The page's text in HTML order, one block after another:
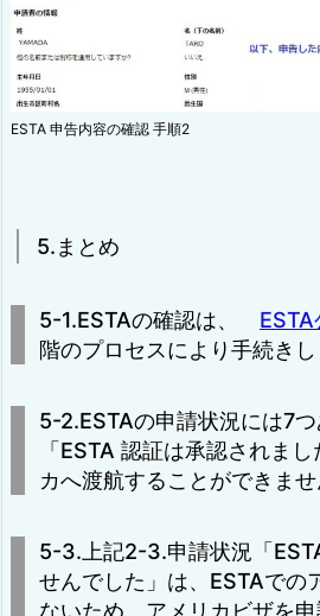
ESTA 申告内容の確認 手順2
5.まとめ
5-1.ESTAの確認は、 ESTA
階のプロセスにより手続きし
5-2.ESTAの申請状況には7
「ESTA 認証は承認されま
カへ渡航することができませ
5-3.上記2-3.申請状況「
せんでした」は、ESTAでの